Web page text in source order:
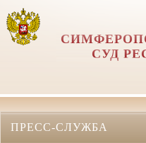
СУД
ПРЕСС-СЛУЖБА